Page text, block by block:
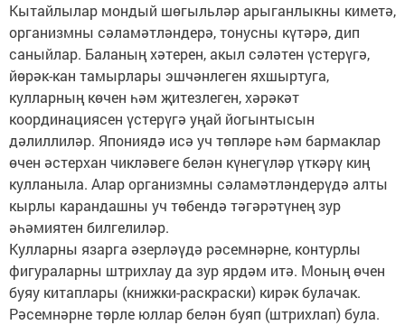
Кытайлылар мондый шөгыльләр арыганлыкны киметә,
организмны сәламәтләндерә, тонусны күтәрә, дип
саныйлар. Баланың хәтерен, акыл сәләтен үстерүгә,
йөрәк-кан тамырлары эшчәнлеген яхшыртуга,
кулларның көчен һәм җитезлеген, хәрәкәт
координациясен үстерүгә уңай йогынтысын
дәлиллиләр. Япониядә исә уч төпләре һәм бармаклар
өчен әстерхан чикләвеге белән күнегүләр үткәрү киң
кулланыла. Алар организмны сәламәтләндерүдә алты
кырлы карандашны уч төбендә тәгәрәтүнең зур
әһәмиятен билгелиләр.
Кулларны язарга әзерләүдә рәсемнәрне, контурлы
фигураларны штрихлау да зур ярдәм итә. Моның өчен
буяу китаплары (книжки-раскраски) кирәк булачак.
Рәсемнәрне төрле юллар белән буяп (штрихлап) була.